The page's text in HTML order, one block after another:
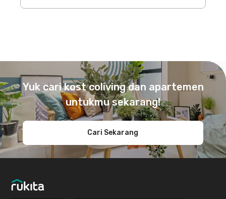
Yuk cari kost coliving dan apartemen
untukmu sekarang!
Cari Sekarang